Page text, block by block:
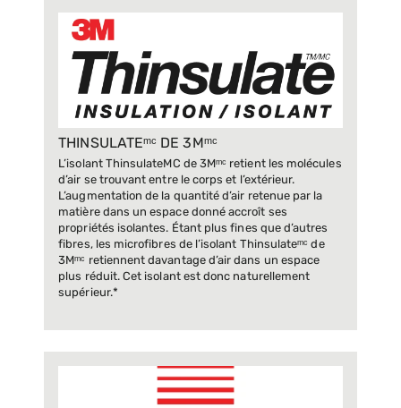
THINSULATEᵐᶜ DE 3Mᵐᶜ
L’isolant ThinsulateMC de 3Mᵐᶜ retient les molécules
d’air se trouvant entre le corps et l’extérieur.
L’augmentation de la quantité d’air retenue par la
matière dans un espace donné accroît ses
propriétés isolantes. Étant plus fines que d’autres
fibres, les microfibres de l’isolant Thinsulateᵐᶜ de
3Mᵐᶜ retiennent davantage d’air dans un espace
plus réduit. Cet isolant est donc naturellement
supérieur.*